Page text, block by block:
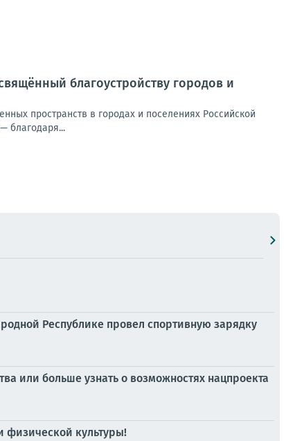
благоустройству городов и
пространств в городах и поселениях Российской
благодаря...
Республике провел спортивную зарядку
или больше узнать о возможностях нацпроекта
физической культуры!